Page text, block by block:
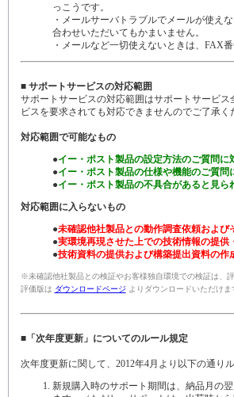
っこうです。
・メールサーバトラブルでメールが使え
合わせいただいてもかまいません。
・メールなど一切使えないときは、FAX
■ サポートサービスの対応範囲
サポートサービスの対応範囲はサポートサービ
ビスを要求されても対応できませんのでご了承く
対応範囲で可能なもの
●イー・ポスト製品の設定方法のご質問に
●イー・ポスト製品の仕様や機能のご質問
●イー・ポスト製品の不具合があると見ら
対応範囲に入らないもの
●未確認他社製品との動作調査依頼および
●実環境再現させた上での技術情報の提供
●技術資料の提供および構築提出資料の作
※未確認他社製品との検証やお客様独自環境での検証は、
評価版は ダウンロードページ よりダウンロードいただけま
■「次年度更新」についてのルール規定
次年度更新に関して、2012年4月より以下の通り
新規購入時のサポート期間は、納品月の